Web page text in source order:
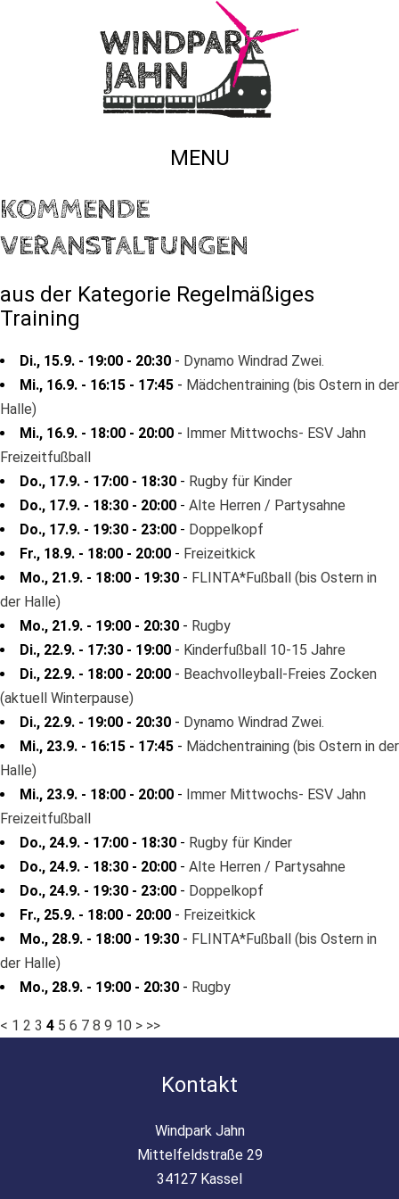
MENU
KOMMENDE
VERANSTALTUNGEN
aus der Kategorie Regelmäßiges
Training
Di., 15.9. - 19:00 - 20:30 - Dynamo Windrad Zwei.
Mi., 16.9. - 16:15 - 17:45 - Mädchentraining (bis Ostern in der
Halle)
Mi., 16.9. - 18:00 - 20:00 - Immer Mittwochs- ESV Jahn
Freizeitfußball
Do., 17.9. - 17:00 - 18:30 - Rugby für Kinder
Do., 17.9. - 18:30 - 20:00 - Alte Herren / Partysahne
Do., 17.9. - 19:30 - 23:00 - Doppelkopf
Fr., 18.9. - 18:00 - 20:00 - Freizeitkick
Mo., 21.9. - 18:00 - 19:30 - FLINTA*Fußball (bis Ostern in
der Halle)
Mo., 21.9. - 19:00 - 20:30 - Rugby
Di., 22.9. - 17:30 - 19:00 - Kinderfußball 10-15 Jahre
Di., 22.9. - 18:00 - 20:00 - Beachvolleyball-Freies Zocken
(aktuell Winterpause)
Di., 22.9. - 19:00 - 20:30 - Dynamo Windrad Zwei.
Mi., 23.9. - 16:15 - 17:45 - Mädchentraining (bis Ostern in der
Halle)
Mi., 23.9. - 18:00 - 20:00 - Immer Mittwochs- ESV Jahn
Freizeitfußball
Do., 24.9. - 17:00 - 18:30 - Rugby für Kinder
Do., 24.9. - 18:30 - 20:00 - Alte Herren / Partysahne
Do., 24.9. - 19:30 - 23:00 - Doppelkopf
Fr., 25.9. - 18:00 - 20:00 - Freizeitkick
Mo., 28.9. - 18:00 - 19:30 - FLINTA*Fußball (bis Ostern in
der Halle)
Mo., 28.9. - 19:00 - 20:30 - Rugby
< 1 2 3 4 5 6 7 8 9 10 > >>
Kontakt
Windpark Jahn
Mittelfeldstraße 29
34127 Kassel